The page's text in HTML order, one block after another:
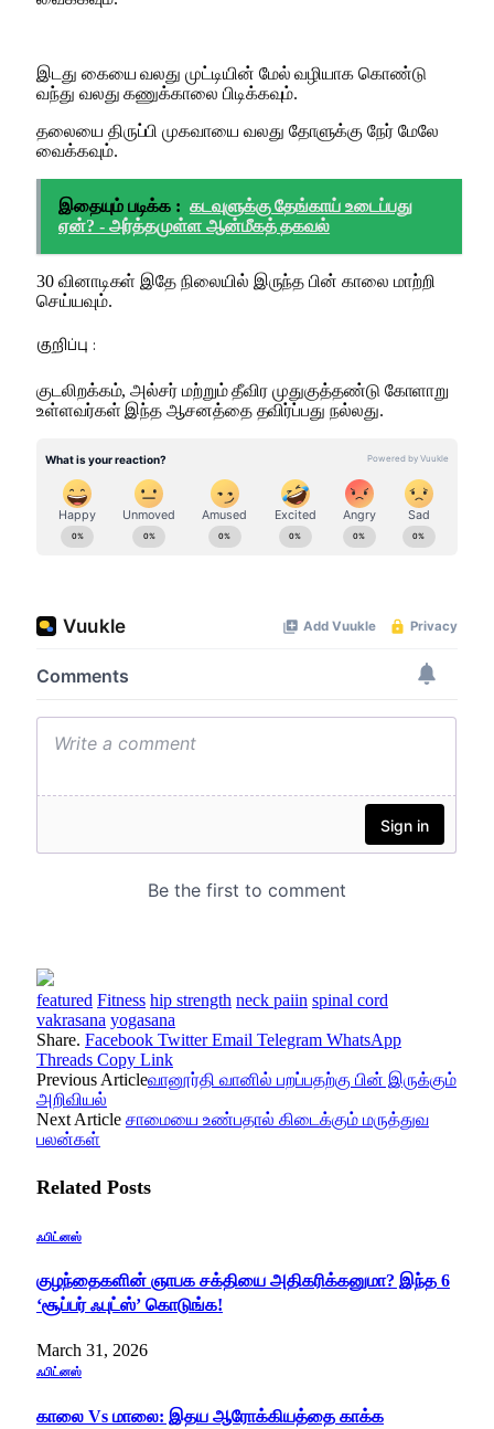
இடது கையை வலது முட்டியின் மேல் வழியாக கொண்டு
வந்து வலது கணுக்காலை பிடிக்கவும்.
தலையை திருப்பி முகவாயை வலது தோளுக்கு நேர் மேலே
வைக்கவும்.
இதையும் படிக்க : கடவுளுக்கு தேங்காய் உடைப்பது
ஏன்? - அர்த்தமுள்ள ஆன்மீகத் தகவல்
30 வினாடிகள் இதே நிலையில் இருந்த பின் காலை மாற்றி
செய்யவும்.
குறிப்பு :
குடலிறக்கம், அல்சர் மற்றும் தீவிர முதுகுத்தண்டு கோளாறு
உள்ளவர்கள் இந்த ஆசனத்தை தவிர்ப்பது நல்லது.
featured Fitness hip strength neck paiin spinal cord
vakrasana yogasana
Share. Facebook Twitter Email Telegram WhatsApp
Threads Copy Link
Previous Articleவானூர்தி வானில் பறப்பதற்கு பின் இருக்கும்
அறிவியல்
Next Article சாமையை உண்பதால் கிடைக்கும் மருத்துவ
பலன்கள்
Related Posts
ஃபிட்னஸ்
குழந்தைகளின் ஞாபக சக்தியை அதிகரிக்கனுமா? இந்த 6
‘சூப்பர் ஃபுட்ஸ்’ கொடுங்க!
March 31, 2026
ஃபிட்னஸ்
காலை Vs மாலை: இதய ஆரோக்கியத்தை காக்க